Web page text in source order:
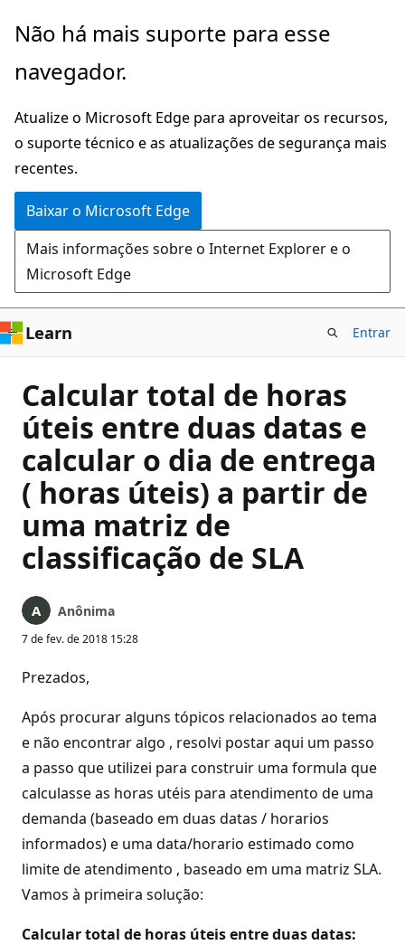
Pular
o
principal
Não há mais suporte para esse
navegador.
Atualize o Microsoft Edge para aproveitar os recursos,
o suporte técnico e as atualizações de segurança mais
recentes.
Baixar o Microsoft Edge
Mais informações sobre o Internet Explorer e o
Microsoft Edge
Learn Entrar
Calcular total de horas
úteis entre duas datas e
calcular o dia de entrega
( horas úteis) a partir de
uma matriz de
classificação de SLA
Anônima
7 de fev. de 2018 15:28
Prezados,
Após procurar alguns tópicos relacionados ao tema
e não encontrar algo , resolvi postar aqui um passo
a passo que utilizei para construir uma formula que
calculasse as horas utéis para atendimento de uma
demanda (baseado em duas datas / horarios
informados) e uma data/horario estimado como
limite de atendimento , baseado em uma matriz SLA.
Vamos à primeira solução:
Calcular total de horas úteis entre duas datas: